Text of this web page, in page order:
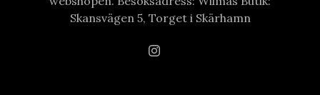
Skansvägen 5, Torget i Skärhamn